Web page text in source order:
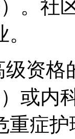
。社
资
或内
症